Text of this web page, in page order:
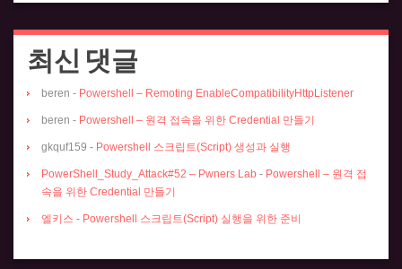
최신 댓글
beren - Powershell – Remoting EnableCompatibilityHttpListener
beren - Powershell – 원격 접속을 위한 Credential 만들기
gkquf159 - Powershell 스크립트(Script) 생성과 실행
PowerShell_Study_Attack#52 – Pwners Lab - Powershell – 원격 접
속을 위한 Credential 만들기
엘키스 - Powershell 스크립트(Script) 실행을 위한 준비